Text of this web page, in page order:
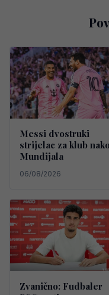
Messi dvostruki
strijelac za klub
Mundijala
06/08/2026
Zvanično: Fudbaler